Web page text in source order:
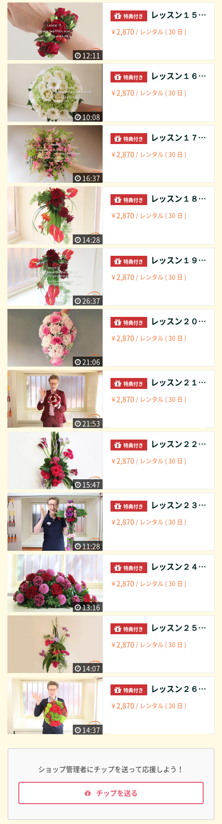
12:11
特典付き レッスン１５ コサージュ： 170㎝の女性 手首 Lesson 15 Corsage: Lady 170cm wrist
￥2,870 / レンタル ( 30 日 )
10:08
特典付き レッスン１６ ブライダルブーケ： 半球型 サークル ハンドタイドスパイラル Lesson 16 Bridal bouquet: semi spherical shape in circles hand-tied spiral
￥2,870 / レンタル ( 30 日 )
16:37
特典付き レッスン１７ ブライダルブーケ： 半球型 アジュール フローラルフォームホルダー Lesson 17 Bridal bouquet: semi spherical shape ajour floral foam holder
￥2,870 / レンタル ( 30 日 )
14:28
特典付き レッスン１８ ブライダルブーケ： トライアングル セントラルポイント グループ フローラルフォームホルダー Lesson 18 Bridal bouquet: triangle central point group floral foam-holder
￥2,870 / レンタル ( 30 日 )
26:37
特典付き レッスン１９ ブライダルブーケ： トライアングル セントラルポイント グループ ワイヤーとグルーもしくはどちらか Lesson 19 Bridal bouquet: triangle central point group wire and/or glue tecknique
￥2,870 / レンタル ( 30 日 )
21:06
特典付き レッスン２０ ブライダルブーケ： ティアドロップ型 ミックス ワイヤーとグルーもしくはどちらか Lesson 20 Bridal bouquet: teardrop shape mixed wire and/or glue technique
￥2,870 / レンタル ( 30 日 )
21:53
特典付き レッスン２１ ブライダルブーケ： 半球型 ミックス （古典的なビデマイヤー）ワイヤーとグルーもしくはどちらか Lesson 21 Bridal bouquet: semi spherical shape mixed wire and/or glue tecknique
￥2,870 / レンタル ( 30 日 )
15:47
特典付き レッスン２２ 葬儀用アレンジメント： トライアングル セントラルポイント グループ Lesson 22 Funeral spray: Triangle central point grouped
￥2,870 / レンタル ( 30 日 )
11:28
特典付き レッスン２３ 葬儀用アレンジメント： リニア クロス型 Lesson23 Funeral spray: Linear cross shaped
￥2,870 / レンタル ( 30 日 )
13:16
特典付き レッスン２４ 葬儀用アレンジメント： チィアドロップ型 ミックス Lesson 24 Funeral spray : Teardrop shape mixed
￥2,870 / レンタル ( 30 日 )
14:07
特典付き レッスン２５ ウォールデコレーション： トライアングル セントラルポイント グループ Lesson 25 Wall decoration: Triangle central point grouped
￥2,870 / レンタル ( 30 日 )
14:37
特典付き レッスン２６ ウォールデコレーション： 半球型 グループ Lesson 26 Wall decoration: Semi spherical shape grouped
￥2,870 / レンタル ( 30 日 )
ショップ管理者にチップを送って応援しよう！
チップを送る